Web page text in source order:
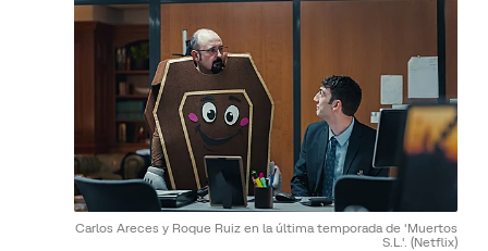
Carlos Areces y Roque Ruiz en la última temporada de 'Muertos
S.L.'. (Netflix)